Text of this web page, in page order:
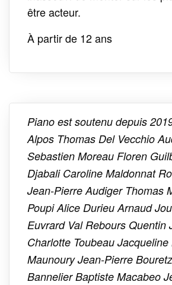
être acteur.
À partir de 12 ans
Piano est soutenu depuis
Alpos Thomas Del Vecchio
Sebastien Moreau Floren
Djabali Caroline Maldonnat
Jean-Pierre Audiger Thomas
Poupi Alice Durieu Arnaud
Euvrard Val Rebours Quentin
Charlotte Toubeau
Maunoury Jean-Pierre
Bannelier Baptiste Macabeo